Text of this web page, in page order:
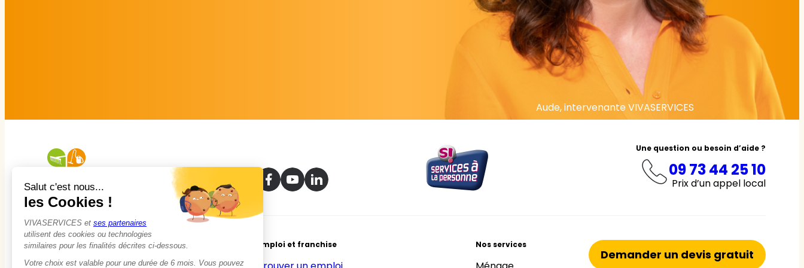
Aude, intervenante VIVASERVICES
Une question ou besoin d’aide ?
09 73 44 25 10
Prix d’un appel local
À propos Emploi et franchise Nos services
Demander un devis gratuit